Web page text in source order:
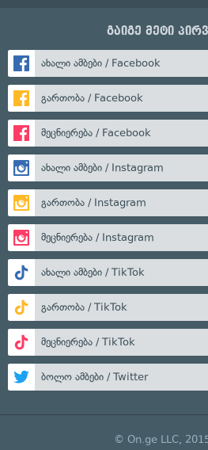
გაიგე მეტი
ახალი ამბები / Facebook
გართობა / Facebook
მეცნიერება / Facebook
ახალი ამბები / Instagram
გართობა / Instagram
მეცნიერება / Instagram
ახალი ამბები / TikTok
გართობა / TikTok
მეცნიერება / TikTok
ბოლო ამბები / Twitter
© On.ge LLC,